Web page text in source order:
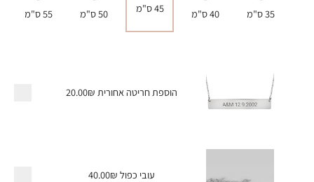
35 ס"מ 40 ס"מ 45 ס"מ 50 ס"מ 55 ס"מ
הוספת חריטה אחורית 20.00₪
עובי כפול 40.00₪